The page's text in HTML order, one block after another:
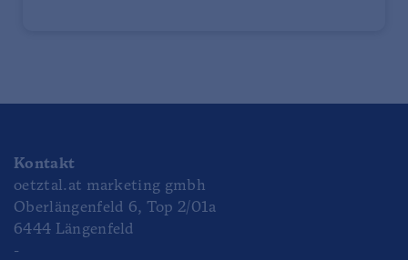
Kontakt
oetztal.at marketing gmbh
Oberlängenfeld 6, Top 2/01a
6444 Längenfeld
-